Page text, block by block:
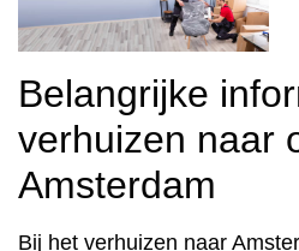
Belangrijke
verhuizen naar
Amsterdam
Bij het verhuizen naar